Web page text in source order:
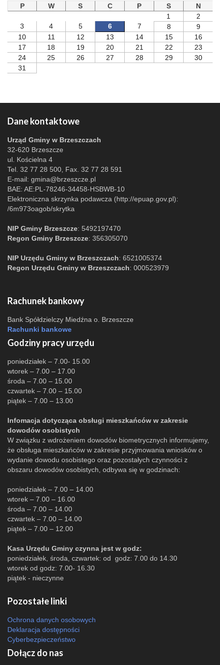
P
W S C P S
N
1
2
3
4 5 6 7 8
9
10
11 12 13 14 15
16
17
18 19 20 21 22
23
24
25 26 27 28 29
30
31
Dane kontaktowe
Urząd Gminy w Brzeszczach
32-620 Brzeszcze
ul. Kościelna 4
Tel. 32 77 28 500, Fax. 32 77 28 591
E-mail: gmina@brzeszcze.pl
BAE: AE:PL-78246-34458-HSBWB-10
Elektroniczna skrzynka podawcza (http://epuap.gov.pl):
/6m973oagob/skrytka
NIP Gminy Brzeszcze: 5492197470
Regon Gminy Brzeszcze: 356305070
NIP Urzędu Gminy w Brzeszczach: 6521005374
Regon Urzędu Gminy w Brzeszczach: 000523979
Rachunek bankowy
Bank Spółdzielczy Miedźna o. Brzeszcze
Rachunki bankowe
Godziny pracy urzędu
poniedziałek – 7.00- 15.00
wtorek – 7.00 – 17.00
środa – 7.00 – 15.00
czwartek – 7.00 – 15.00
piątek – 7.00 – 13.00
Infomacja dotycząca obsługi mieszkańców w zakresie
dowodów osobistych
W związku z wdrożeniem dowodów biometrycznych informujemy,
że obsługa mieszkańców w zakresie przyjmowania wniosków o
wydanie dowodu osobistego oraz pozostałych czynności z
obszaru dowodów osobistych, odbywa się w godzinach:
poniedziałek – 7.00 – 14.00
wtorek – 7.00 – 16.00
środa – 7.00 – 14.00
czwartek – 7.00 – 14.00
piątek – 7.00 – 12.00
Kasa Urzędu Gminy czynna jest w godz:
poniedziałek, środa, czwartek: od godz: 7.00 do 14.30
wtorek od godz: 7.00- 16.30
piątek - nieczynne
Pozostałe linki
Ochrona danych osobowych
Deklaracja dostępności
Cyberbezpieczeństwo
Dołącz do nas